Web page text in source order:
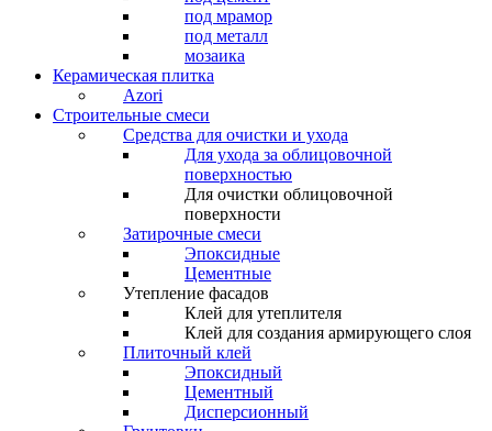
под мрамор
под металл
мозаика
Керамическая плитка
Azori
Строительные смеси
Средства для очистки и ухода
Для ухода за облицовочной
поверхностью
Для очистки облицовочной
поверхности
Затирочные смеси
Эпоксидные
Цементные
Утепление фасадов
Клей для утеплителя
Клей для создания армирующего слоя
Плиточный клей
Эпоксидный
Цементный
Дисперсионный